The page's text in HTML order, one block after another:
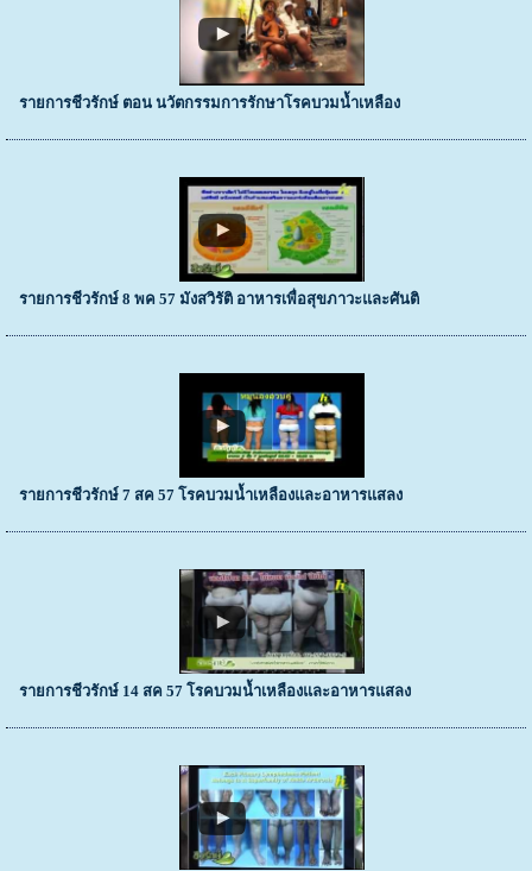
รายการชีวรักษ์ ตอน นวัตกรรมการรักษาโรคบวมน้ำเหลือง
รายการชีวรักษ์ 8 พค 57 มังสวิรัติ อาหารเพื่อสุขภาวะและศันติ
รายการชีวรักษ์ 7 สค 57 โรคบวมน้ำเหลืองและอาหารแสลง
รายการชีวรักษ์ 14 สค 57 โรคบวมน้ำเหลืองและอาหารแสลง